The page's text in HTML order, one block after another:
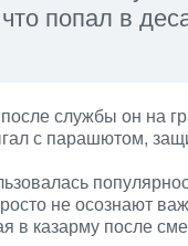
попал в
службы он на
с парашютом,
не осознают
в казарму после